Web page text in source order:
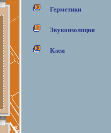
Герметики
Звукоизоляция
Клеи